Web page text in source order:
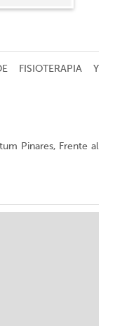
FISIOTERAPIA Y
Pinares, Frente al